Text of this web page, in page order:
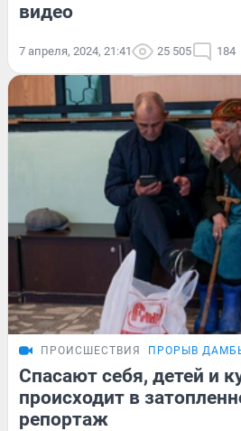
видео
7 апреля, 2024, 21:41 25 505 184
ПРОИСШЕСТВИЯ ПРОРЫВ
Спасают себя, детей и
происходит в
репортаж